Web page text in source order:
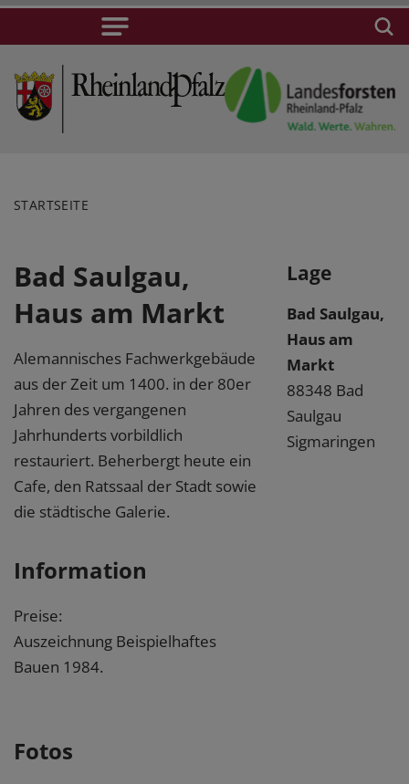
STARTSEITE
Bad Saulgau,
Haus am Markt
Alemannisches Fachwerkgebäude
aus der Zeit um 1400. in der 80er
Jahren des vergangenen
Jahrhunderts vorbildlich
restauriert. Beherbergt heute ein
Cafe, den Ratssaal der Stadt sowie
die städtische Galerie.
Information
Preise:
Auszeichnung Beispielhaftes
Bauen 1984.
Fotos
Lage
Bad Saulgau,
Haus am
Markt
88348 Bad
Saulgau
Sigmaringen